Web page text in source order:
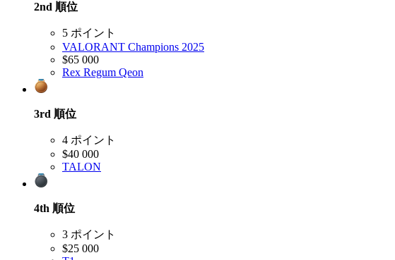
2nd 順位
5 ポイント
VALORANT Champions 2025
$65 000
Rex Regum Qeon
3rd 順位
4 ポイント
$40 000
TALON
4th 順位
3 ポイント
$25 000